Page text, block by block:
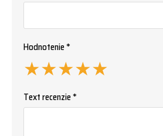
Hodnotenie *
★
★
★
★
★
Text recenzie *